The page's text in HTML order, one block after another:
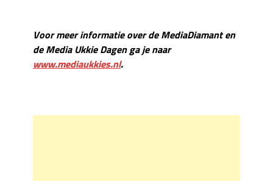
Voor meer informatie over de MediaDiamant en
de Media Ukkie Dagen ga je naar
www.mediaukkies.nl.